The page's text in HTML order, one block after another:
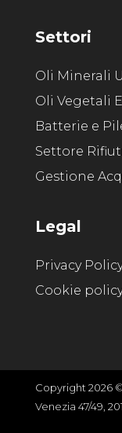
Settori
Oli Minerali
Oli Vegetali
Batterie e
Settore
Gestione
Legal
Privacy
Cookie
Copyright 2026 ©
Venezia 47/49,